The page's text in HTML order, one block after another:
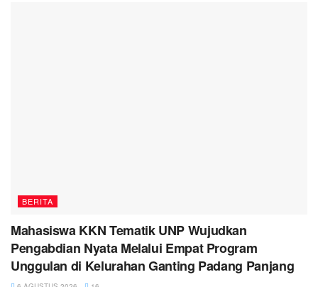
BERITA
Mahasiswa KKN Tematik UNP Wujudkan
Pengabdian Nyata Melalui Empat Program
Unggulan di Kelurahan Ganting Padang Panjang